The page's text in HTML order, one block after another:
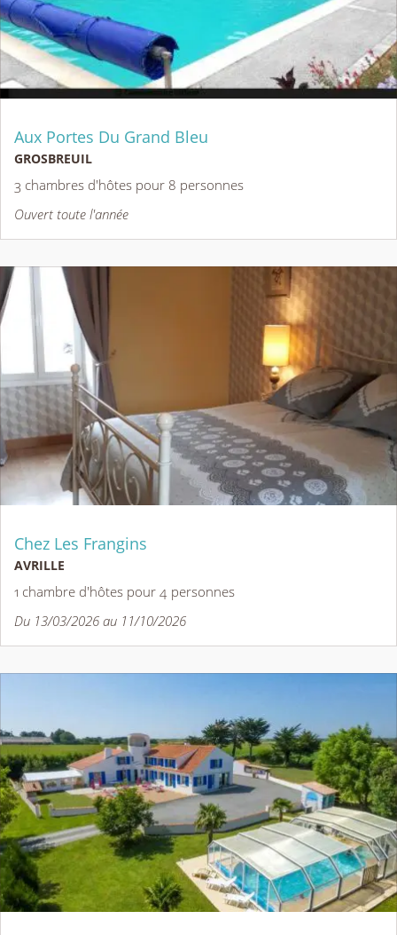
Aux Portes Du Grand Bleu
GROSBREUIL
3 chambres d'hôtes pour 8 personnes
Ouvert toute l'année
Chez Les Frangins
AVRILLE
1 chambre d'hôtes pour 4 personnes
Du 13/03/2026 au 11/10/2026